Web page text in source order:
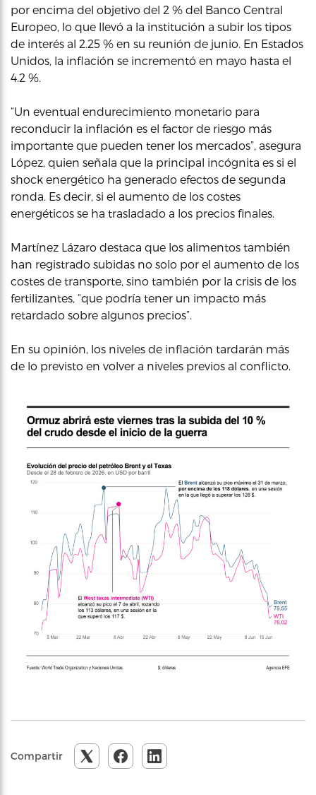
por encima del objetivo del 2 % del Banco Central
Europeo, lo que llevó a la institución a subir los tipos
de interés al 2.25 % en su reunión de junio. En Estados
Unidos, la inflación se incrementó en mayo hasta el
4.2 %.
“Un eventual endurecimiento monetario para
reconducir la inflación es el factor de riesgo más
importante que pueden tener los mercados”, asegura
López, quien señala que la principal incógnita es si el
shock energético ha generado efectos de segunda
ronda. Es decir, si el aumento de los costes
energéticos se ha trasladado a los precios finales.
Martínez Lázaro destaca que los alimentos también
han registrado subidas no solo por el aumento de los
costes de transporte, sino también por la crisis de los
fertilizantes, “que podría tener un impacto más
retardado sobre algunos precios”.
En su opinión, los niveles de inflación tardarán más
de lo previsto en volver a niveles previos al conflicto.
Compartir